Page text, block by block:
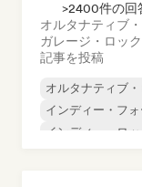
>2400件の回
オルタナティブ
ガレージ・ロック
記事を投稿
オルタナティブ・
インディー・フォ
インディー・ロッ